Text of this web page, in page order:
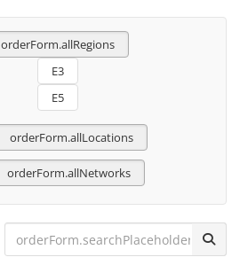
orderForm.allRegions
E3
E5
orderForm.allLocations
orderForm.allNetworks